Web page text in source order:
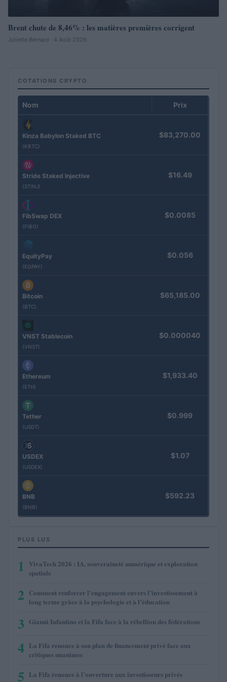
Brent chute de 8,46% : les matières premières corrigent
Juliette Bernard · 4 Août 2026
COTATIONS CRYPTO
Nom Prix
Kinza Babylon Staked BTC
(KBTC)
$83,270.00
Stride Staked Injective
(STINJ)
$16.49
FibSwap DEX
(FIBO)
$0.0085
EquityPay
(EQPAY)
$0.056
Bitcoin
(BTC)
$65,185.00
VNST Stablecoin
(VNST)
$0.000040
Ethereum
(ETH)
$1,933.40
Tether
(USDT)
$0.999
USDEX
(USDEX)
$1.07
BNB
(BNB)
$592.23
PLUS LUS
1
VivaTech 2026 : IA, souveraineté numérique et exploration
spatiale
2 Comment renforcer l’engagement envers l’investissement à
long terme grâce à la psychologie et à l’éducation
3 Gianni Infantino et la Fifa face à la rébellion des fédérations
4 La Fifa renonce à son plan de financement privé face aux
critiques unanimes
5 La Fifa renonce à l’ouverture aux investisseurs privés